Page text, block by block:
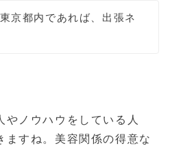
京都内であれば、出張ネ
やノウハウをしている人
ますね。美容関係の得意な